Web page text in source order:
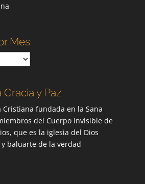
Mes
y Paz
Cristiana fundada en la Sana
del Cuerpo invisible de
que es la iglesia del Dios
baluarte de la verdad